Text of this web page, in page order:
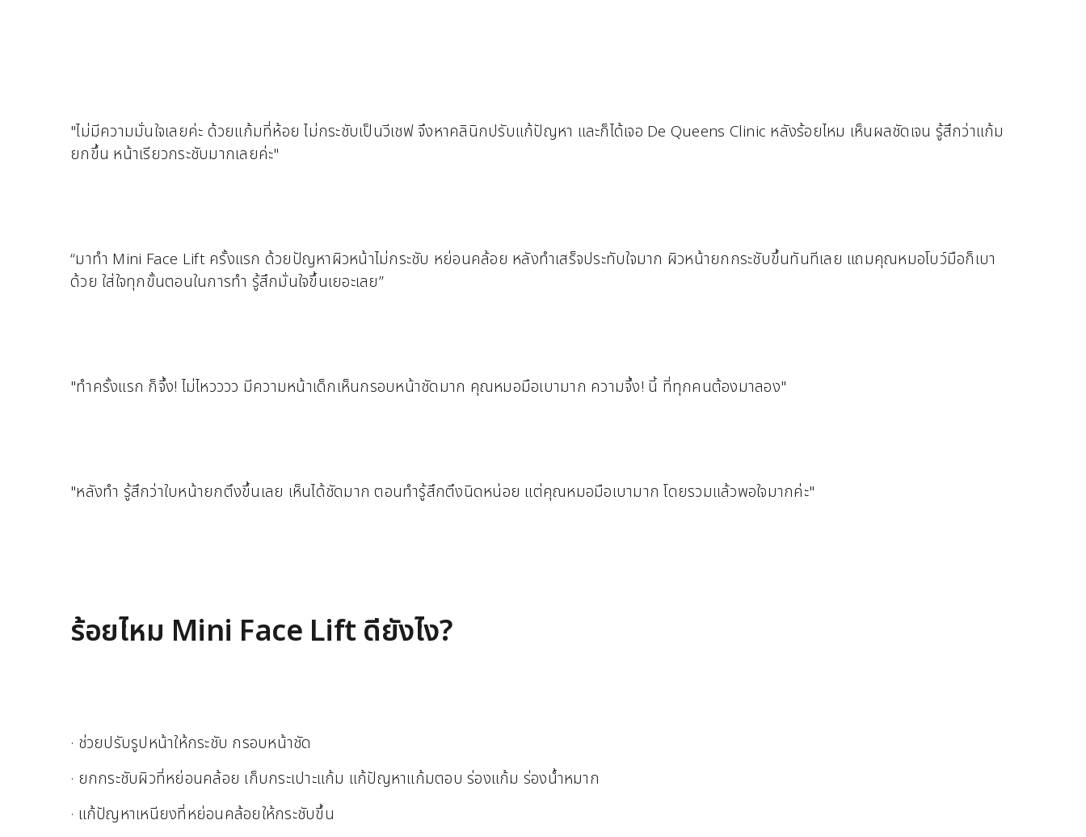
"ไม่มีความมั่นใจเลยค่ะ ด้วยแก้มที่ห้อย ไม่กระชับเป็นวีเชฟ จึงหาคลินิกปรับแก้ปัญหา และก็ได้เจอ De Queens Clinic หลังร้อยไหม เห็นผลชัดเจน รู้สึกว่าแก้ม
ยกขึ้น หน้าเรียวกระชับมากเลยค่ะ"
“มาทำ Mini Face Lift ครั้งแรก ด้วยปัญหาผิวหน้าไม่กระชับ หย่อนคล้อย หลังทำเสร็จประทับใจมาก ผิวหน้ายกกระชับขึ้นทันทีเลย แถมคุณหมอโบว์มือก็เบา
ด้วย ใส่ใจทุกขั้นตอนในการทำ รู้สึกมั่นใจขึ้นเยอะเลย”
"ทำครั้งแรก ก็จึ้ง! ไม่ไหวววว มีความหน้าเด็กเห็นกรอบหน้าชัดมาก คุณหมอมือเบามาก ความจึ้ง! นี้ ที่ทุกคนต้องมาลอง"
"หลังทำ รู้สึกว่าใบหน้ายกตึงขึ้นเลย เห็นได้ชัดมาก ตอนทำรู้สึกตึงนิดหน่อย แต่คุณหมอมือเบามาก โดยรวมแล้วพอใจมากค่ะ"
ร้อยไหม Mini Face Lift ดียังไง?
· ช่วยปรับรูปหน้าให้กระชับ กรอบหน้าชัด
· ยกกระชับผิวที่หย่อนคล้อย เก็บกระเปาะแก้ม แก้ปัญหาแก้มตอบ ร่องแก้ม ร่องน้ำหมาก
· แก้ปัญหาเหนียงที่หย่อนคล้อยให้กระชับขึ้น